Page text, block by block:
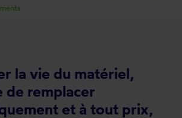
la vie du matériel,
de remplacer
et à tout prix,